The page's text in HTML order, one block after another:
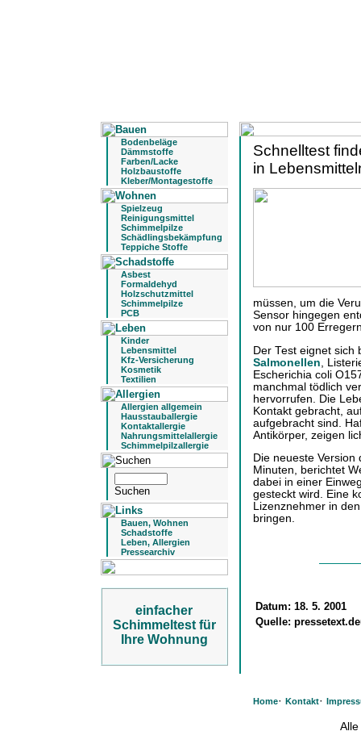
Bodenbeläge
Dämmstoffe
Farben/Lacke
Holzbaustoffe
Kleber/Montagestoffe
Spielzeug
Reinigungsmittel
Schimmelpilze
Schädlingsbekämpfung
Teppiche Stoffe
Asbest
Formaldehyd
Holzschutzmittel
Schimmelpilze
PCB
Kinder
Lebensmittel
Kfz-Versicherung
Kosmetik
Textilien
Allergien allgemein
Hausstauballergie
Kontaktallergie
Nahrungsmittelallergie
Schimmelpilzallergie
Bauen, Wohnen
Schadstoffe
Leben, Allergien
Pressearchiv
einfacher
Schimmeltest für
Ihre Wohnung
Schnelltest
in
müssen, um die
Sensor hingegen
von nur 100
Der Test eignet sich
Salmonellen ,
Escherichia coli
manchmal tödlich
hervorrufen. Die
Kontakt gebracht,
aufgebracht sind.
Antikörper, zeigen
Die neueste Version
Minuten, berichtet
dabei in einer
gesteckt wird. Eine
Lizenznehmer in
bringen.
Datum: 18. 5. 2001
Quelle:
Home· Kontakt·